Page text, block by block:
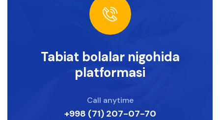
Tabiat bolalar nigohida
platformasi
Call anytime
+998 (71) 207-07-70